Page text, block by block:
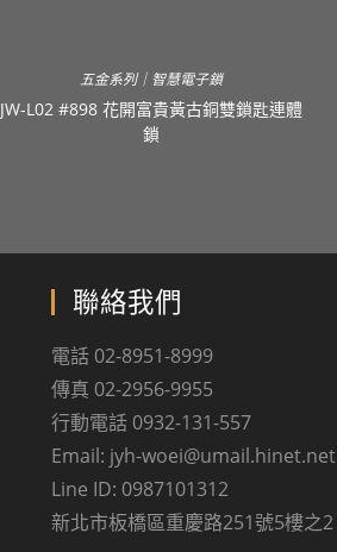
五金系列｜智慧電子鎖
JW-L02 #898 花開富貴黃古銅雙鎖匙連體
鎖
聯絡我們
電話 02-8951-8999
傳真 02-2956-9955
行動電話 0932-131-557
Email: jyh-woei@umail.hinet.net
Line ID: 0987101312
新北市板橋區重慶路251號5樓之2